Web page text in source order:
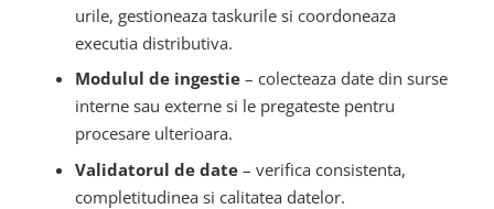
urile, gestioneaza taskurile si coordoneaza
executia distributiva.
Modulul de ingestie– colecteaza date din surse
interne sau externe si le pregateste pentru
procesare ulterioara.
Validatorul de date– verifica consistenta,
completitudinea si calitatea datelor.